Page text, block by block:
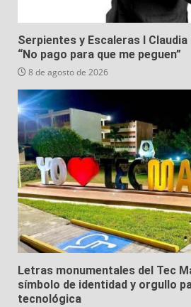
Serpientes y Escaleras I Claudia
“No pago para que me peguen”
8 de agosto de 2026
Letras monumentales del Tec
símbolo de identidad y orgullo
tecnológica